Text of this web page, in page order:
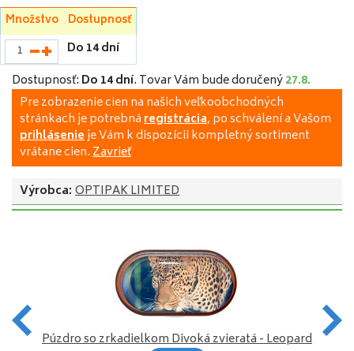
Množstvo Dostupnosť
Do 14 dní
Dostupnosť: Do 14 dní. Tovar Vám bude doručený27.8.
Pre zobrazenie cien na našich veľkoobchodných
stránkach je potrebnáregistrácia, po schválení a Vašom
prihlásenieje Vám k dispozícii kompletný sortiment
vrátane cien.Zavrieť
Výrobca: OPTIPAK LIMITED
Púzdro so zrkadielkom Divoká zvieratá - Leopard